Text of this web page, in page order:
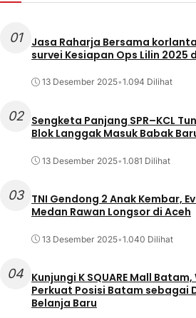
01
Jasa Raharja Bersama
survei Kesiapan Ops Lilin 2025
13 Desember 2025•1.094 Dilihat
02
Sengketa Panjang SPR–KCL
Blok Langgak Masuk Babak
13 Desember 2025•1.081 Dilihat
03
TNI Gendong 2 Anak Kembar,
Medan Rawan Longsor di Aceh
13 Desember 2025•1.040 Dilihat
04 Kunjungi K SQUARE Mall
Perkuat Posisi Batam sebagai
Belanja Baru